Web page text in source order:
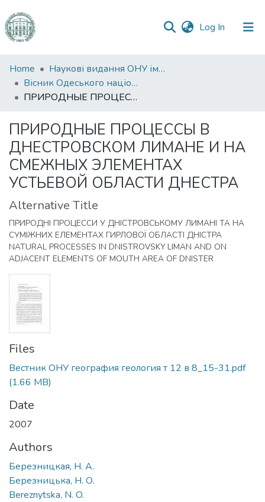
Log In (current)
Communities
&
Collections
Statistics
Home
Наукові видання ОНУ імені І. І. Мечникова
Вісник Одеського національного університету. Географічні та геологічні науки
ПРИРОДНЫЕ ПРОЦЕССЫ В ДНЕСТРОВСКОМ ЛИМАНЕ И НА СМЕЖНЫХ ЭЛЕМЕНТАХ УСТЬЕВОЙ ОБЛАСТИ ДНЕСТРА
ПРИРОДНЫЕ ПРОЦЕССЫ В
ДНЕСТРОВСКОМ ЛИМАНЕ И НА
СМЕЖНЫХ ЭЛЕМЕНТАХ
УСТЬЕВОЙ ОБЛАСТИ ДНЕСТРА
Alternative Title
ПРИРОДНІ ПРОЦЕССИ У ДНІСТРОВСЬКОМУ ЛИМАНІ ТА НА
СУМІЖНИХ ЕЛЕМЕНТАХ ГИРЛОВОЇ ОБЛАСТІ ДНІСТРА
NATURAL PROCESSES IN DNISTROVSKY LIMAN AND ON
ADJACENT ELEMENTS OF MOUTH AREA OF DNISTER
Files
Вестник ОНУ география геология т 12 в 8_15-31.pdf
(1.66 MB)
Date
2007
Authors
Березницкая, Н. А.
Березницька, H. О.
Bereznytska, N. O.